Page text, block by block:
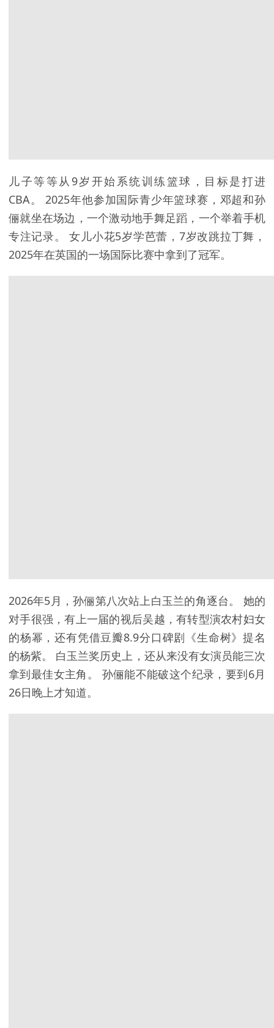
儿子等等从9岁开始系统训练篮球，目标是打进
CBA。 2025年他参加国际青少年篮球赛，邓超和孙
俪就坐在场边，一个激动地手舞足蹈，一个举着手机
专注记录。 女儿小花5岁学芭蕾，7岁改跳拉丁舞，
2025年在英国的一场国际比赛中拿到了冠军。
2026年5月，孙俪第八次站上白玉兰的角逐台。 她的
对手很强，有上一届的视后吴越，有转型演农村妇女
的杨幂，还有凭借豆瓣8.9分口碑剧《生命树》提名
的杨紫。 白玉兰奖历史上，还从来没有女演员能三次
拿到最佳女主角。 孙俪能不能破这个纪录，要到6月
26日晚上才知道。